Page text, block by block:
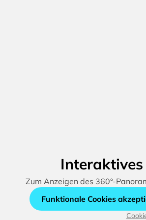
Zum Anzeigen des 360°-
Funktionale Cookies